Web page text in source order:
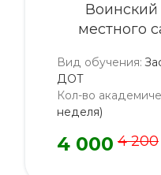
Воинский
местного
Вид обучения:
ДОТ
Кол-во
неделя)
4 000 4 200